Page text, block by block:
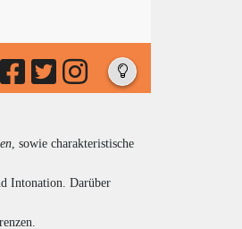
, sowie charakteristische
Intonation. Darüber